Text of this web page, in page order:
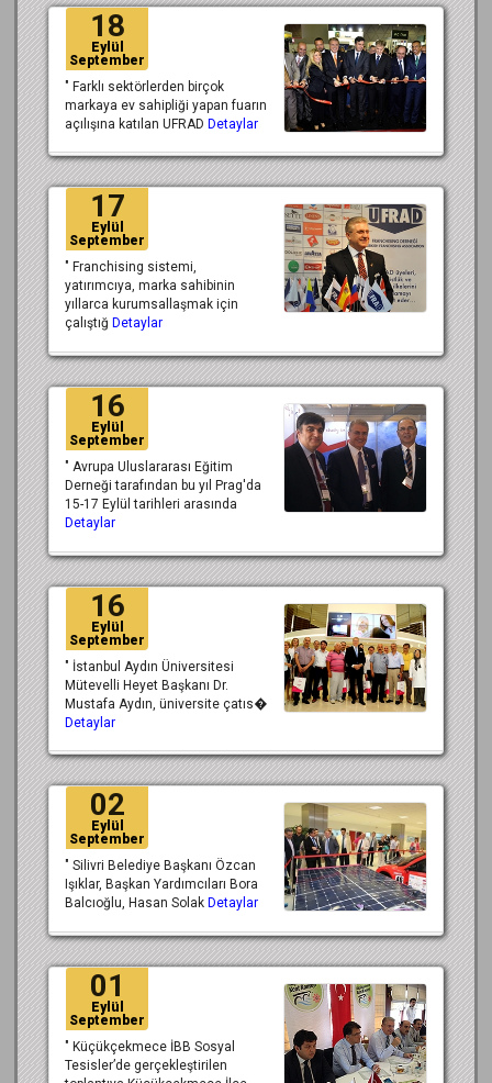
18
Eylül
September
" Farklı sektörlerden birçok
markaya ev sahipliği yapan fuarın
açılışına katılan UFRAD Detaylar
17
Eylül
September
" Franchising sistemi,
yatırımcıya, marka sahibinin
yıllarca kurumsallaşmak için
çalıştığ Detaylar
16
Eylül
September
" Avrupa Uluslararası Eğitim
Derneği tarafından bu yıl Prag'da
15-17 Eylül tarihleri arasında
Detaylar
16
Eylül
September
" İstanbul Aydın Üniversitesi
Mütevelli Heyet Başkanı Dr.
Mustafa Aydın, üniversite çatıs�
Detaylar
02
Eylül
September
" Silivri Belediye Başkanı Özcan
Işıklar, Başkan Yardımcıları Bora
Balcıoğlu, Hasan Solak Detaylar
01
Eylül
September
" Küçükçekmece İBB Sosyal
Tesisler’de gerçekleştirilen